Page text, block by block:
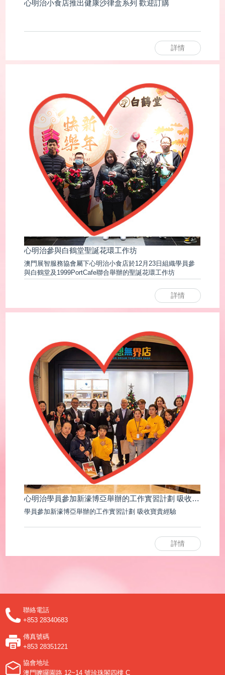
心明治小食店推出健康沙律盒系列 歡迎訂購
詳情
心明治參與白鶴堂聖誕花環工作坊
澳門展智服務協會屬下心明治小食店於12月23日組織學員參
與白鶴堂及1999PortCafe聯合舉辦的聖誕花環工作坊
詳情
心明治學員參加新濠博亞舉辦的工作實習計劃 吸收寶貴經驗
學員參加新濠博亞舉辦的工作實習計劃 吸收寶貴經驗
詳情
聯絡電話
+853 28340683
傳真號碼
+853 28351221
協會地址
澳門嚤囉園路 12~14 號珍珠閣四樓 C